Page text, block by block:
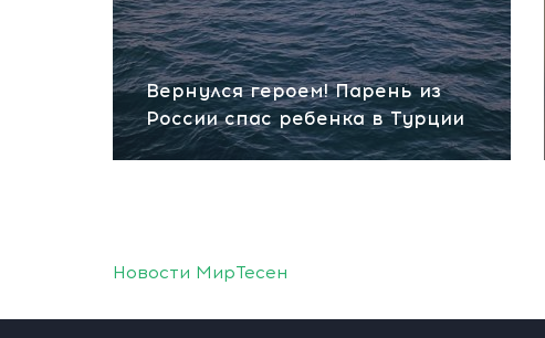
Вернулся героем! Парень из
России спас ребенка в Турции
Новости МирТесен